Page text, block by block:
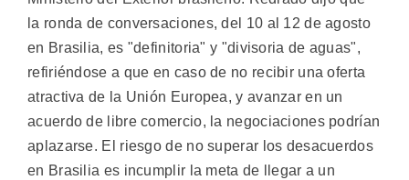
la ronda de conversaciones, del 10 al 12 de agosto
en Brasilia, es "definitoria" y "divisoria de aguas",
refiriéndose a que en caso de no recibir una oferta
atractiva de la Unión Europea, y avanzar en un
acuerdo de libre comercio, la negociaciones podrían
aplazarse. El riesgo de no superar los desacuerdos
en Brasilia es incumplir la meta de llegar a un